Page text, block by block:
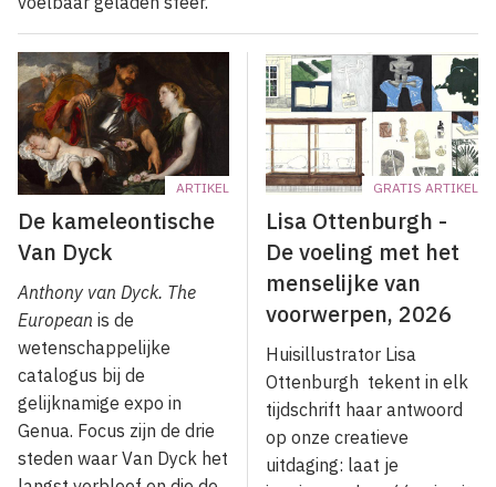
ARTIKEL
De kameleontische
Van Dyck
Anthony van Dyck. The
European is de
wetenschappelijke
catalogus bij de
gelijknamige expo in
Genua. Focus zijn de drie
steden waar Van Dyck het
GRATIS ARTIKEL
Lisa Ottenburgh -
De voeling met het
menselijke van
voorwerpen, 2026
Huisillustrator Lisa
Ottenburgh tekent in elk
tijdschrift haar antwoord
op onze creatieve
uitdaging: laat je